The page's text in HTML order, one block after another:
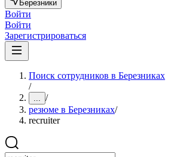
Березники
Войти
Войти
Зарегистрироваться
Поиск сотрудников в Березниках
/
... /
резюме в Березниках/
recruiter